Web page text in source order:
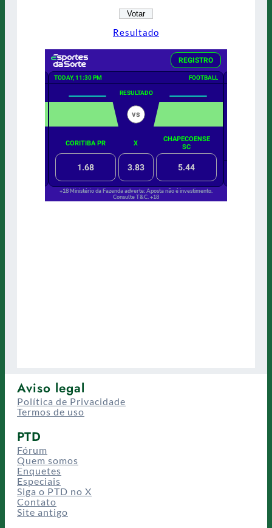
Resultado
Aviso legal
Política de Privacidade
Termos de uso
PTD
Fórum
Quem somos
Enquetes
Especiais
Siga o PTD no X
Contato
Site antigo